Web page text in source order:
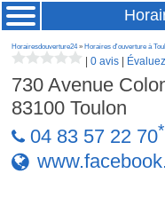
Horairesdouverture24» Horaires d'ouverture à
|0 avis
730 Avenue
83100Toulon
04 83 57 22 70*